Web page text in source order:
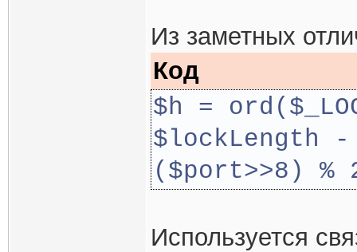
Из заметных
Код
$h =
$lockLength
($port>>8) %
Используется